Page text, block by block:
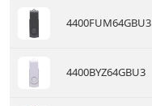
4400FUM64GBU3
4400BYZ64GBU3